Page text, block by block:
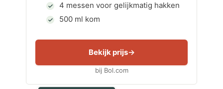
4 messen voor gelijkmatig hakken
500 ml kom
Bekijk prijs
bij Bol.com